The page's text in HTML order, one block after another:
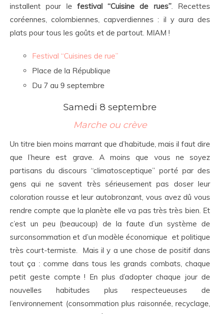
installent pour le festival “Cuisine de rues”. Recettes
coréennes, colombiennes, capverdiennes : il y aura des
plats pour tous les goûts et de partout. MIAM !
Festival “Cuisines de rue”
Place de la République
Du 7 au 9 septembre
Samedi 8 septembre
Marche ou crève
Un titre bien moins marrant que d’habitude, mais il faut dire
que l’heure est grave. A moins que vous ne soyez
partisans du discours “climatosceptique” porté par des
gens qui ne savent très sérieusement pas doser leur
coloration rousse et leur autobronzant, vous avez dû vous
rendre compte que la planète elle va pas très très bien. Et
c’est un peu (beaucoup) de la faute d’un système de
surconsommation et d’un modèle économique et politique
très court-termiste. Mais il y a une chose de positif dans
tout ça : comme dans tous les grands combats, chaque
petit geste compte ! En plus d’adopter chaque jour de
nouvelles habitudes plus respecteueuses de
l’environnement (consommation plus raisonnée, recyclage,